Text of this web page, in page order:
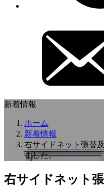
新着情報
ホーム
新着情報
右サイドネット張替
ました。
右サイドネット